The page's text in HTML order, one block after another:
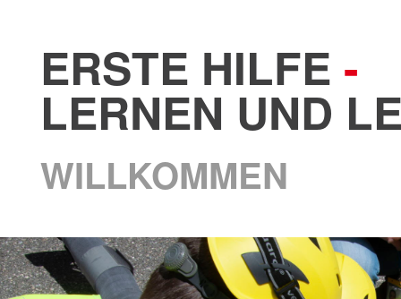
ERSTE HILFE -
LERNEN UND
WILLKOMMEN